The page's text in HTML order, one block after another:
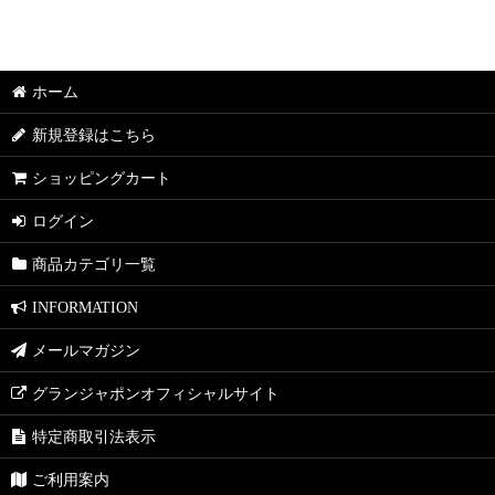
ホーム
新規登録はこちら
ショッピングカート
ログイン
商品カテゴリ一覧
INFORMATION
メールマガジン
グランジャポンオフィシャルサイト
特定商取引法表示
ご利用案内